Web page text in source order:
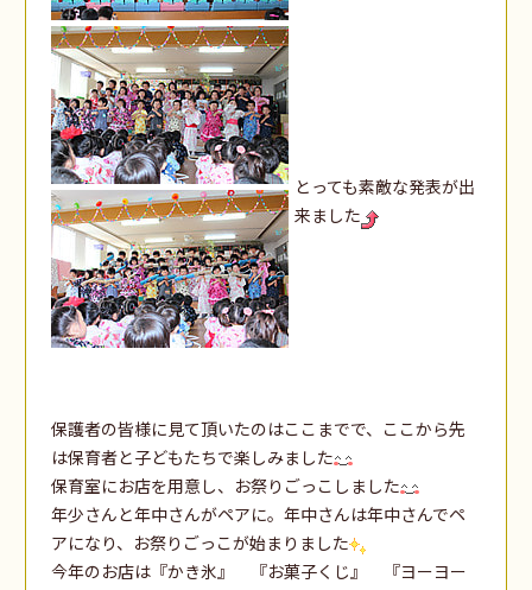
とっても素敵な発表が出
来ました
保護者の皆様に見て頂いたのはここまでで、ここから先
は保育者と子どもたちで楽しみました
保育室にお店を用意し、お祭りごっこしました
年少さんと年中さんがペアに。年中さんは年中さんでペ
アになり、お祭りごっこが始まりました
今年のお店は『かき氷』 『お菓子くじ』 『ヨーヨー